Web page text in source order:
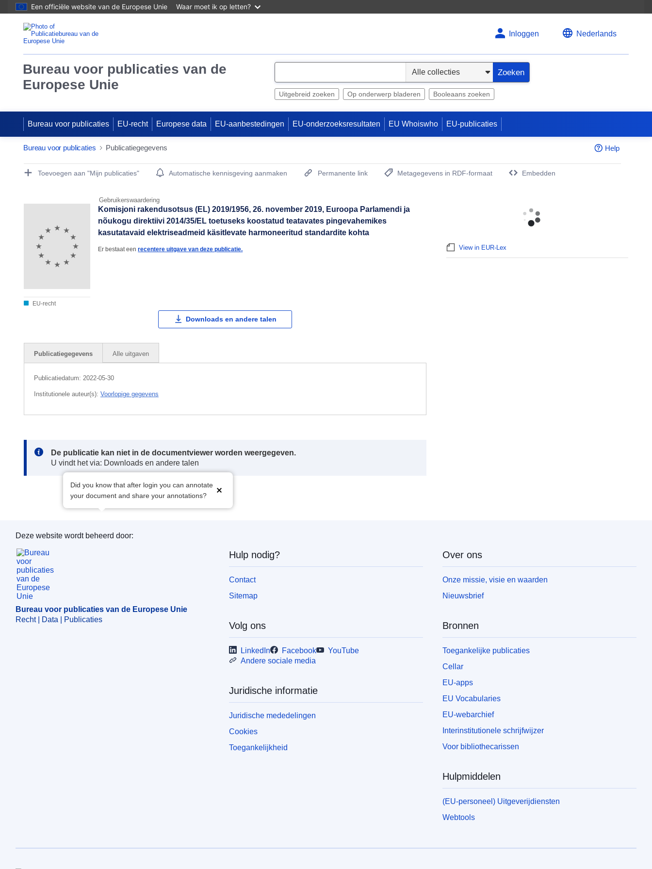
Een officiële website van de Europese Unie Waar moet ik op letten?
Inloggen Nederlands
Bureau voor publicaties van de
Europese Unie
e
Zoeken
Uitgebreid zoeken Op onderwerp bladeren Booleaans zoeken
Bureau voor publicaties EU-recht Europese data EU-aanbestedingen EU-onderzoeksresultaten EU Whoiswho EU-publicaties
Bureau voor publicaties Publicatiegegevens Help
Publication Detail Actions Portlet
Toevoegen aan "Mijn publicaties" Automatische kennisgeving aanmaken Permanente link
Metagegevens in RDF-formaat
Embedden
Gebruikerswaardering
EU-recht
Komisjoni rakendusotsus (EL) 2019/1956, 26. november 2019, Euroopa Parlamendi ja
nõukogu direktiivi 2014/35/EL toetuseks koostatud teatavates pingevahemikes
kasutatavaid elektriseadmeid käsitlevate harmoneeritud standardite kohta
Er bestaat eenrecentere uitgave van deze publicatie.
Downloads en andere talen
Publicatiegegevens Alle uitgaven
Publicatiedatum: 2022-05-30
Institutionele auteur(s): Voorlopige gegevens
Note:
De publicatie kan niet in de documentviewer worden weergegeven.
U vindt het via: Downloads en andere talen
Did you know that after login you can annotate
your document and share your annotations?
View in EUR-Lex
Bureau voor publicaties van de Europese Unie
Deze website wordt beheerd door:
Bureau voor publicaties van de Europese Unie
Recht | Data | Publicaties
Hulp nodig?
Contact
Sitemap
Volg ons
LinkedIn Facebook
YouTube
Andere sociale media
Juridische informatie
Juridische mededelingen
Cookies
Toegankelijkheid
Over ons
Onze missie, visie en waarden
Nieuwsbrief
Bronnen
Toegankelijke publicaties
Cellar
EU-apps
EU Vocabularies
EU-webarchief
Interinstitutionele schrijfwijzer
Voor bibliothecarissen
Hulpmiddelen
(EU-personeel) Uitgeverijdiensten
Webtools